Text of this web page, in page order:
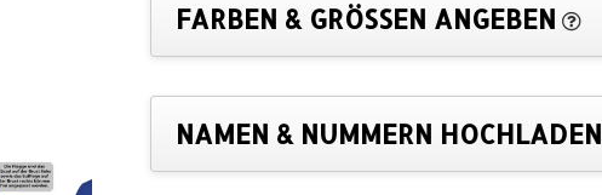
FARBEN & GRÖSSEN ANGEBEN
NAMEN & NUMMERN HOCHLADEN